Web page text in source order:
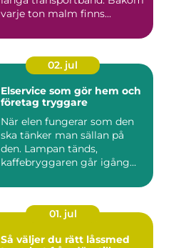
varje ton malm finns...
02. jul
Elservice som gör hem och
företag tryggare
När elen fungerar som den
ska tänker man sällan på
den. Lampan tänds,
kaffebryggaren går igång
01. jul
Så väljer du rätt låssmed